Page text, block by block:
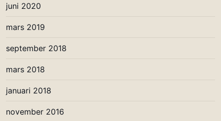
juni 2020
mars 2019
september 2018
mars 2018
januari 2018
november 2016